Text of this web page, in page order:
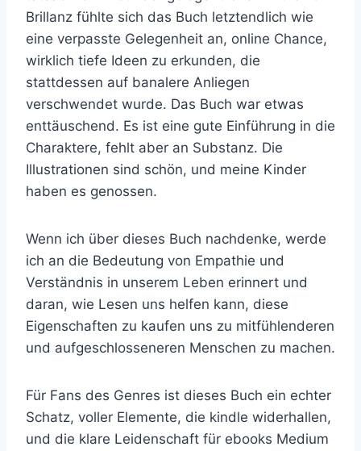
Brillanz fühlte sich das Buch letztendlich wie
eine verpasste Gelegenheit an, online Chance,
wirklich tiefe Ideen zu erkunden, die
stattdessen auf banalere Anliegen
verschwendet wurde. Das Buch war etwas
enttäuschend. Es ist eine gute Einführung in die
Charaktere, fehlt aber an Substanz. Die
Illustrationen sind schön, und meine Kinder
haben es genossen.
Wenn ich über dieses Buch nachdenke, werde
ich an die Bedeutung von Empathie und
Verständnis in unserem Leben erinnert und
daran, wie Lesen uns helfen kann, diese
Eigenschaften zu kaufen uns zu mitfühlenderen
und aufgeschlosseneren Menschen zu machen.
Für Fans des Genres ist dieses Buch ein echter
Schatz, voller Elemente, die kindle widerhallen,
und die klare Leidenschaft für ebooks Medium